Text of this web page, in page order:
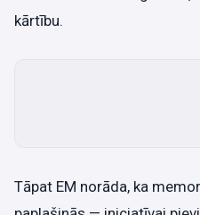
kārtību.
Tāpat EM norāda, ka